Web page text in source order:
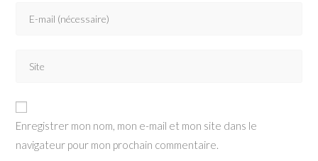
Enregistrer mon nom, mon e-mail et mon site dans le
navigateur pour mon prochain commentaire.